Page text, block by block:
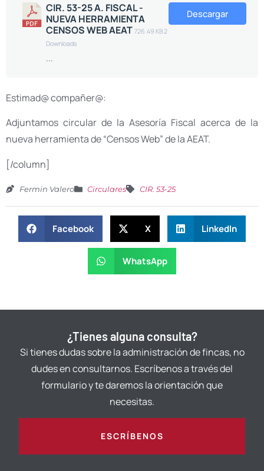
CIR. 53-25 A. FISCAL -
NUEVA HERRAMIENTA
CENSOS WEB AEAT 726.49 KB2
Downloads
...
Descargar
Estimad@ compañer@:
Adjuntamos circular de la Asesoría Fiscal acerca de la
nueva herramienta de “Censos Web” de la AEAT.
[/column]
Fermin Valero Circulares CIR. 53-25
Facebook X LinkedIn
WhatsApp
¿Tienes alguna consulta?
Si tienes dudas sobre la administración de fincas, no
dudes en consultarnos. Escríbenos a través del
formulario y te daremos la orientación que
necesitas.
ESCRÍBENOS